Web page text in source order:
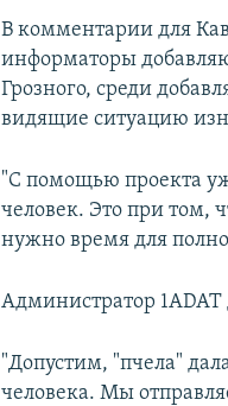
В комментарии для
информаторы
Грозного, среди
видящие ситуацию
"С помощью проекта
человек. Это при том,
нужно время для
Администратор 1ADAT
"Допустим, "пчела"
человека. Мы